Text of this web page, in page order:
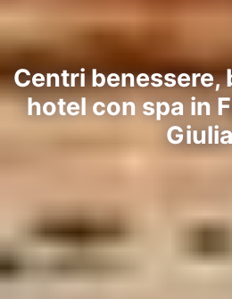
Centri benessere,
hotel con spa in
Giulia